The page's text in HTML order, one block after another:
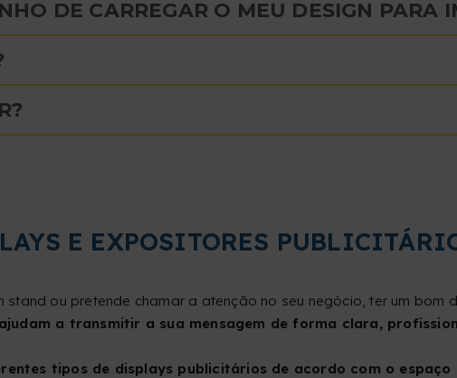
DE CARREGAR O MEU DESIGN PARA
E EXPOSITORES
stand ou pretende chamar a atenção no seu negócio, ter um
a transmitir a sua mensagem de forma clara,
tipos de displays publicitários de acordo com o